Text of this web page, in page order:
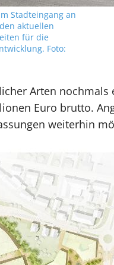
Stadteingang an
aktuellen
für die
Foto:
Arten nochmals
Euro brutto.
weiterhin